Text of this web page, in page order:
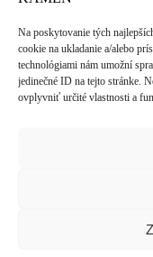
Na poskytovanie tých
cookie na ukladanie a/alebo
technológiami nám umožní
jedinečné ID na tejto stránke.
ovplyvniť určité vlastnosti a
LUX
Rôzne